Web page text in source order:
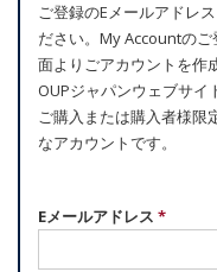
マ
リ
ー
タ
ブ
ご登録のEメールアドレ
ださい。My Accountの
面よりごアカウントを作
OUPジャパンウェブサ
ご購入または購入者様限
なアカウントです。
Eメールアドレス *